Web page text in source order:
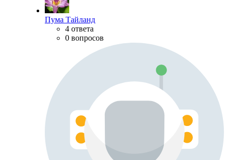
Пума Тайланд
4 ответа
0 вопросов